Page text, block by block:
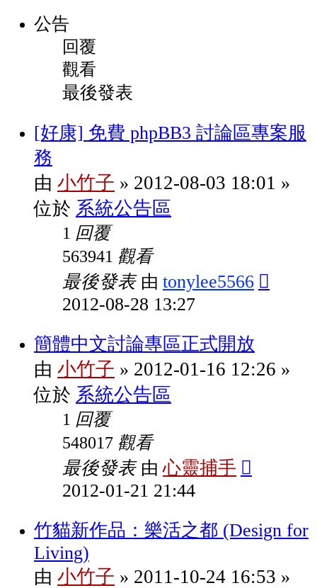
公告
回覆
觀看
最後發表
[好康] 免費 phpBB3 討論區專案服
務
由 小竹子 » 2012-08-03 18:01 »
位於 系統公告區
1 回覆
563941 觀看
最後發表 由 tonylee5566
2012-08-28 13:27
簡體中文討論專區正式開放
由 小竹子 » 2012-01-16 12:26 »
位於 系統公告區
1 回覆
548017 觀看
最後發表 由心靈捕手
2012-01-21 21:44
竹貓新作品：樂活之都 (Design for
Living)
由 小竹子 » 2011-10-24 16:53 »